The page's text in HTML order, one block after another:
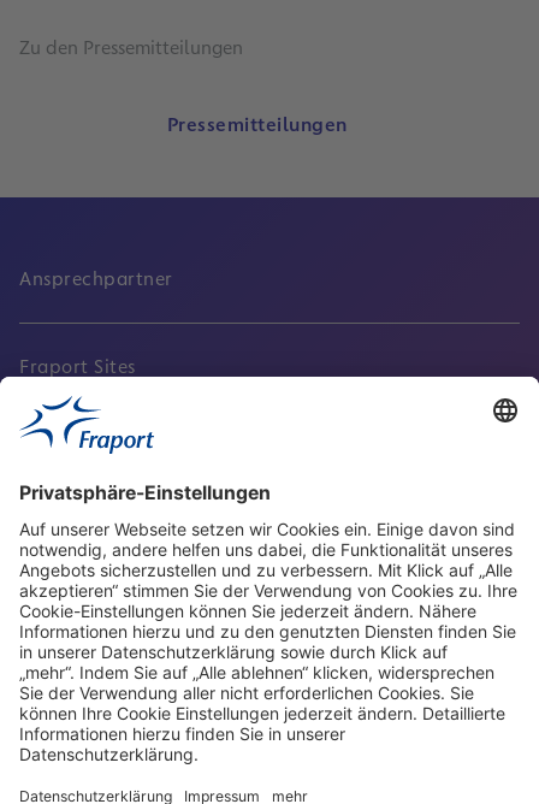
Zu den Pressemitteilungen
Pressemitteilungen
Ansprechpartner
Fraport Sites
Aktuell
Service
Frankfurt Airport
properties.socialType
properties.socialType
properties.socialType
properties.socialType
Frankfurt CargoHub